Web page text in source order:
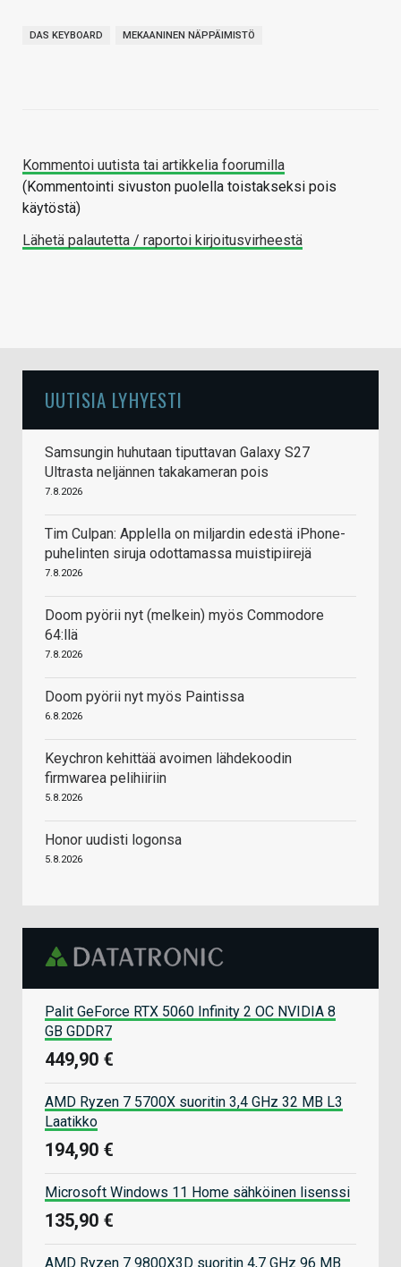
DAS KEYBOARD MEKAANINEN NÄPPÄIMISTÖ
Kommentoi uutista tai artikkelia foorumilla
(Kommentointi sivuston puolella toistakseksi pois
käytöstä)
Lähetä palautetta / raportoi kirjoitusvirheestä
UUTISIA LYHYESTI
Samsungin huhutaan tiputtavan Galaxy S27
Ultrasta neljännen takakameran pois
7.8.2026
Tim Culpan: Applella on miljardin edestä iPhone-
puhelinten siruja odottamassa muistipiirejä
7.8.2026
Doom pyörii nyt (melkein) myös Commodore
64:llä
7.8.2026
Doom pyörii nyt myös Paintissa
6.8.2026
Keychron kehittää avoimen lähdekoodin
firmwarea pelihiiriin
5.8.2026
Honor uudisti logonsa
5.8.2026
Palit GeForce RTX 5060 Infinity 2 OC NVIDIA 8
GB GDDR7
449,90 €
AMD Ryzen 7 5700X suoritin 3,4 GHz 32 MB L3
Laatikko
194,90 €
Microsoft Windows 11 Home sähköinen lisenssi
135,90 €
AMD Ryzen 7 9800X3D suoritin 4,7 GHz 96 MB